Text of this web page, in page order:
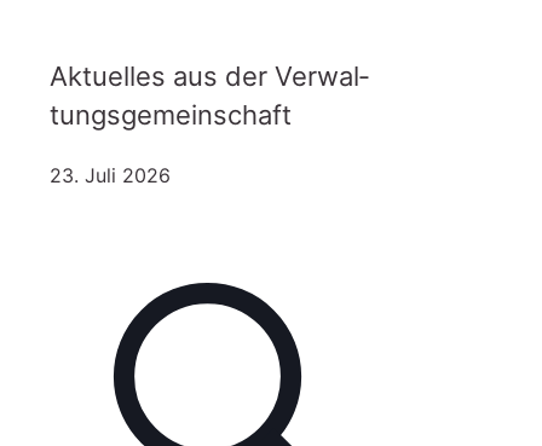
Aktuelles aus der Ver­wal­
tungs­ge­mein­schaft
23. Juli 2026